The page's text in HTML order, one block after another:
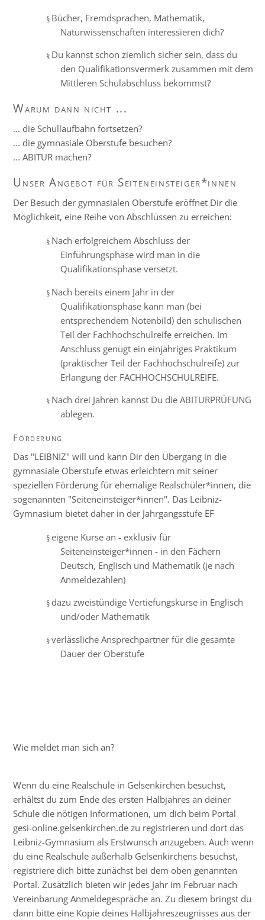
§ Bücher, Fremdsprachen, Mathematik,
Naturwissenschaften interessieren dich?
§ Du kannst schon ziemlich sicher sein, dass du
den Qualifikationsvermerk zusammen mit dem
Mittleren Schulabschluss bekommst?
Warum dann nicht ...
... die Schullaufbahn fortsetzen?
... die gymnasiale Oberstufe besuchen?
... ABITUR machen?
Unser Angebot für Seiteneinsteiger*innen
Der Besuch der gymnasialen Oberstufe eröffnet Dir die
Möglichkeit, eine Reihe von Abschlüssen zu erreichen:
§ Nach erfolgreichem Abschluss der
Einführungsphase wird man in die
Qualifikationsphase versetzt.
§ Nach bereits einem Jahr in der
Qualifikationsphase kann man (bei
entsprechendem Notenbild) den schulischen
Teil der Fachhochschulreife erreichen. Im
Anschluss genügt ein einjähriges Praktikum
(praktischer Teil der Fachhochschulreife) zur
Erlangung der FACHHOCHSCHULREIFE.
§ Nach drei Jahren kannst Du die ABITURPRÜFUNG
ablegen.
Förderung
Das "LEIBNIZ" will und kann Dir den Übergang in die
gymnasiale Oberstufe etwas erleichtern mit seiner
speziellen Förderung für ehemalige Realschüler*innen, die
sogenannten "Seiteneinsteiger*innen". Das Leibniz-
Gymnasium bietet daher in der Jahrgangsstufe EF
§ eigene Kurse an - exklusiv für
Seiteneinsteiger*innen - in den Fächern
Deutsch, Englisch und Mathematik (je nach
Anmeldezahlen)
§ dazu zweistündige Vertiefungskurse in Englisch
und/oder Mathematik
§ verlässliche Ansprechpartner für die gesamte
Dauer der Oberstufe
Wie meldet man sich an?
Wenn du eine Realschule in Gelsenkirchen besuchst,
erhältst du zum Ende des ersten Halbjahres an deiner
Schule die nötigen Informationen, um dich beim Portal
gesi-online.gelsenkirchen.de zu registrieren und dort das
Leibniz-Gymnasium als Erstwunsch anzugeben. Auch wenn
du eine Realschule außerhalb Gelsenkirchens besuchst,
registriere dich bitte zunächst bei dem oben genannten
Portal. Zusätzlich bieten wir jedes Jahr im Februar nach
Vereinbarung Anmeldegespräche an. Zu diesem bringst du
dann bitte eine Kopie deines Halbjahreszeugnisses aus der